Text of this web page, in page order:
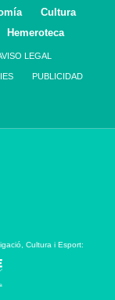
Cultura
Hemeroteca
LEGAL
PUBLICIDAD
Cultura i Esport: